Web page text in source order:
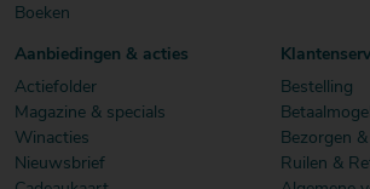
Boeken
Aanbiedingen & acties
Actiefolder
Magazine & specials
Winacties
Nieuwsbrief
Bestelling
Bezorgen
Ruilen &